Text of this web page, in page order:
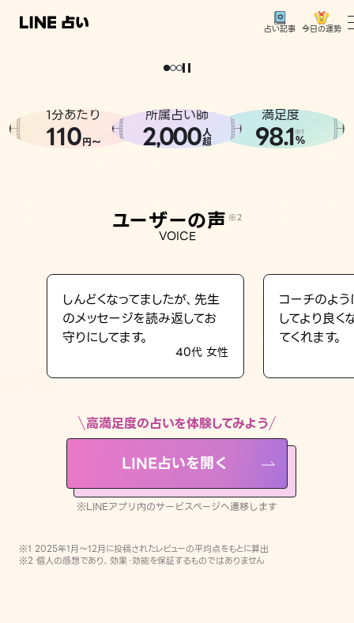
占い記事 今日の運勢
相談事例
LINE占いを開く
※LINEアプリ内のサービスページへ遷移します
どうせなら
。
1分あたり
110円〜
所属占い師
2,000人
超
満足度
98.1※1
%
ユーザーの声 ※2
VOICE
しんどくなってましたが、先生
のメッセージを読み返してお
守りにしてます。
40代 女性
コーチのよ
してより良
てくれます。
高満足度の占いを体験してみよう
LINE占いを開く
※LINEアプリ内のサービスページへ遷移します
※1 2025年1月〜12月に投稿されたレビューの平均点をもとに算出
※2 個人の感想であり、効果・効能を保証するものではありません